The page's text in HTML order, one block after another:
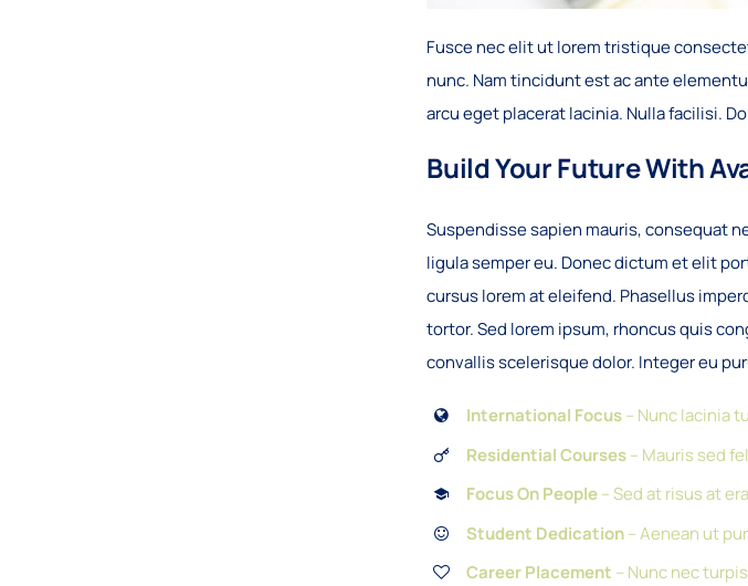
Fusce nec elit ut lorem tristique
nunc. Nam tincidunt est ac ante
arcu eget placerat lacinia. Nulla facilisi.
Build Your Future With
Suspendisse sapien mauris, consequat
ligula semper eu. Donec dictum et elit
cursus lorem at eleifend. Phasellus
tortor. Sed lorem ipsum, rhoncus quis
convallis scelerisque dolor. Integer eu
International Focus– Nunc lacinia
Residential Courses– Mauris sed
Focus On People– Sed at risus at
Student Dedication– Aenean ut
Career Placement – Nunc nec